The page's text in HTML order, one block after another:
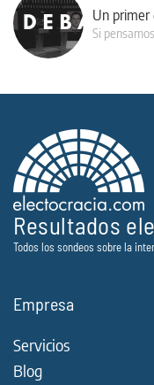
Un primer
Si
Resultados
Todos los sondeos sobre la
Empresa
Servicios
Blog